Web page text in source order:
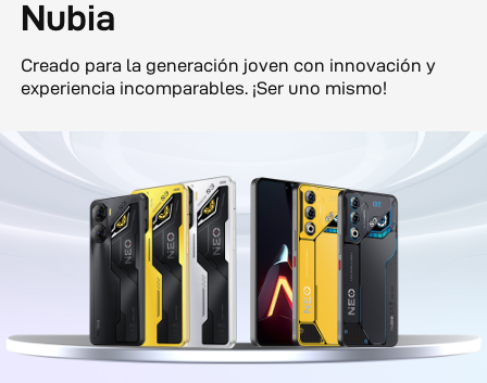
Nubia
Creado para la generación joven con innovación y
experiencia incomparables. ¡Ser uno mismo!